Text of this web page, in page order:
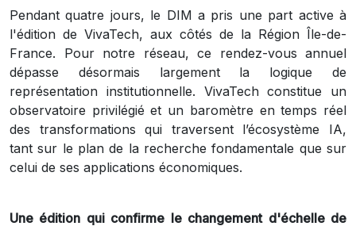
Pendant quatre jours, le DIM a pris une part active à
l'édition de VivaTech, aux côtés de la Région Île-de-
France. Pour notre réseau, ce rendez-vous annuel
dépasse désormais largement la logique de
représentation institutionnelle. VivaTech constitue un
observatoire privilégié et un baromètre en temps réel
des transformations qui traversent l’écosystème IA,
tant sur le plan de la recherche fondamentale que sur
celui de ses applications économiques.
Une édition qui confirme le changement d'échelle de